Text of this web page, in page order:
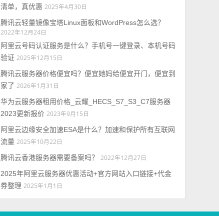
清单，真优惠 2025年4月30日
腾讯云轻量镜像宝塔Linux面板和WordPress怎么选？
2022年12月24日
阿里云号码认证服务是什么？手机号一键登录、本机号码
验证 2025年12月15日
腾讯云服务器价格便宜吗？便宜她妈给便宜开门，便宜到
家了 2026年1月31日
华为云服务器租用价格_云耀_HECS_S7_S3_C7服务器
2023更新报价 2023年9月15日
阿里云边缘安全加速ESA是什么？加速和保护所有互联网
流量 2025年10月22日
腾讯云香港服务器需要备案吗？
2022年12月27日
2025年阿里云服务器优惠活动+官方网站入口链接+代金
券整理 2025年1月1日